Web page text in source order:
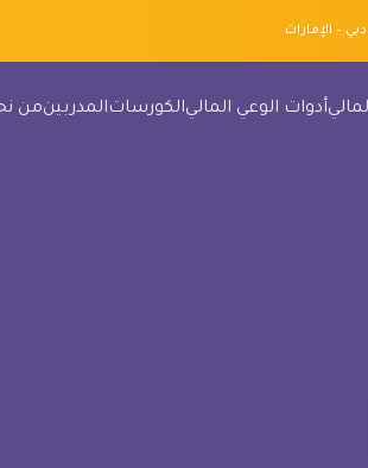
أدوات الوعي الماليالكورساتالمدربينمن